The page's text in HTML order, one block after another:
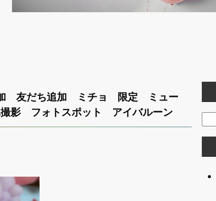
友だち追加 ミチョ 限定 ミュー
影 フォトスポット アイバルーン